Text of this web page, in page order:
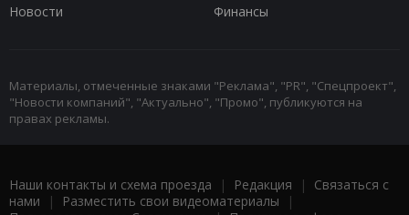
Новости
Финансы
Материалы, отмеченные знаками "Реклама", "PR", "Спецпроект",
"Новости компаний", "Актуально", "Промо", публикуются на
правах рекламы.
Наши контакты и схема проезда | Редакция | Связаться с
нами | Разместить свои видеоматериалы |